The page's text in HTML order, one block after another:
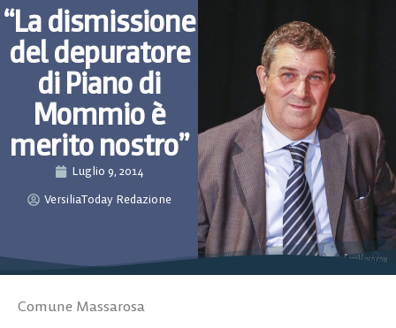
“La dismissione
del depuratore
di Piano di
Mommio è
merito nostro”
Luglio 9, 2014
VersiliaToday Redazione
Comune Massarosa